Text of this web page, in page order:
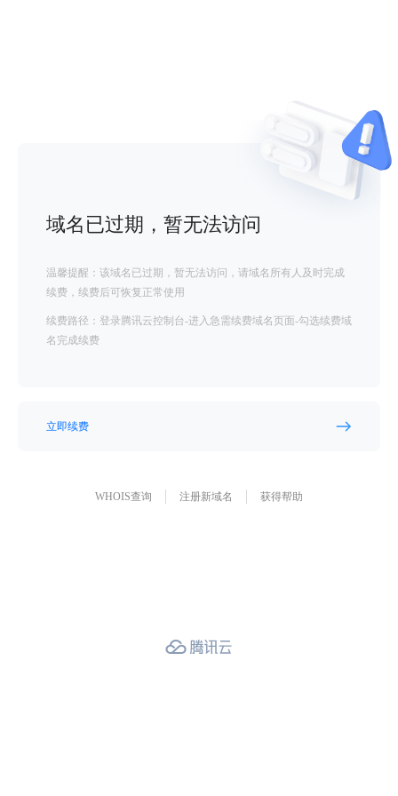
域名已过期，暂无法访问
温馨提醒：该域名已过期，暂无法访问，请域名所有人及时完成
续费，续费后可恢复正常使用
续费路径：登录腾讯云控制台-进入急需续费域名页面-勾选续费域
名完成续费
立即续费
WHOIS查询 注册新域名 获得帮助